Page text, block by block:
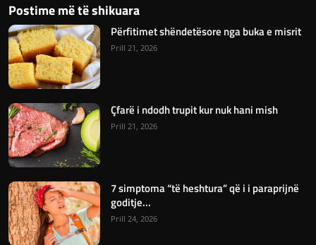
Postime më të shikuara
Përfitimet shëndetësore nga buka e misrit
Prill 21, 2026
Çfarë i ndodh trupit kur nuk hani mish
Prill 21, 2026
7 simptoma “të heshtura” që i i paraprijnë
goditje...
Prill 24, 2026